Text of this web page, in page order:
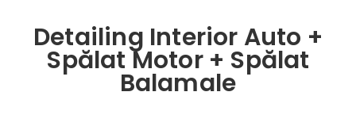
Detailing Interior Auto +
Spălat Motor + Spălat
Balamale